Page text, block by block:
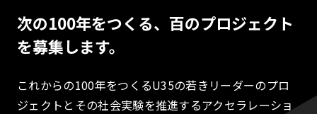
次の100年をつくる、百のプロジェクト
を募集します。
これからの100年をつくるU35の若きリーダーのプロ
ジェクトとその社会実験を推進するアクセラレーショ